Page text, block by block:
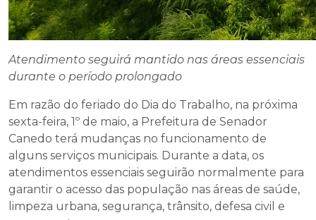
Atendimento seguirá mantido nas áreas essenciais
durante o período prolongado
Em razão do feriado do Dia do Trabalho, na próxima
sexta-feira, 1º de maio, a Prefeitura de Senador
Canedo terá mudanças no funcionamento de
alguns serviços municipais. Durante a data, os
atendimentos essenciais seguirão normalmente para
garantir o acesso das população nas áreas de saúde,
limpeza urbana, segurança, trânsito, defesa civil e